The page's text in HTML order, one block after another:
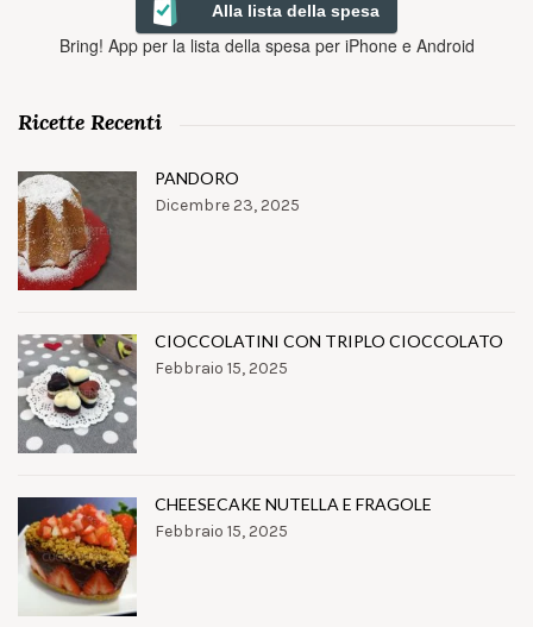
Alla lista della spesa
Bring! App per la lista della spesa per iPhone e Android
Ricette Recenti
PANDORO
Dicembre 23, 2025
CIOCCOLATINI CON TRIPLO CIOCCOLATO
Febbraio 15, 2025
CHEESECAKE NUTELLA E FRAGOLE
Febbraio 15, 2025